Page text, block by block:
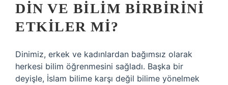
DIN VE BILIM BIRBIRINI
ETKILER MI?
Dinimiz, erkek ve kadınlardan bağımsız olarak
herkesi bilim öğrenmesini sağladı. Başka bir
deyişle, İslam bilime karşı değil bilime yönelmek